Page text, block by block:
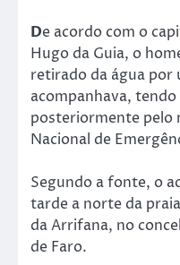
De acordo com o
Hugo da Guia, o
retirado da água por
acompanhava,
posteriormente pelo
Nacional de
Segundo a fonte, o
tarde a norte da
da Arrifana, no
de Faro.